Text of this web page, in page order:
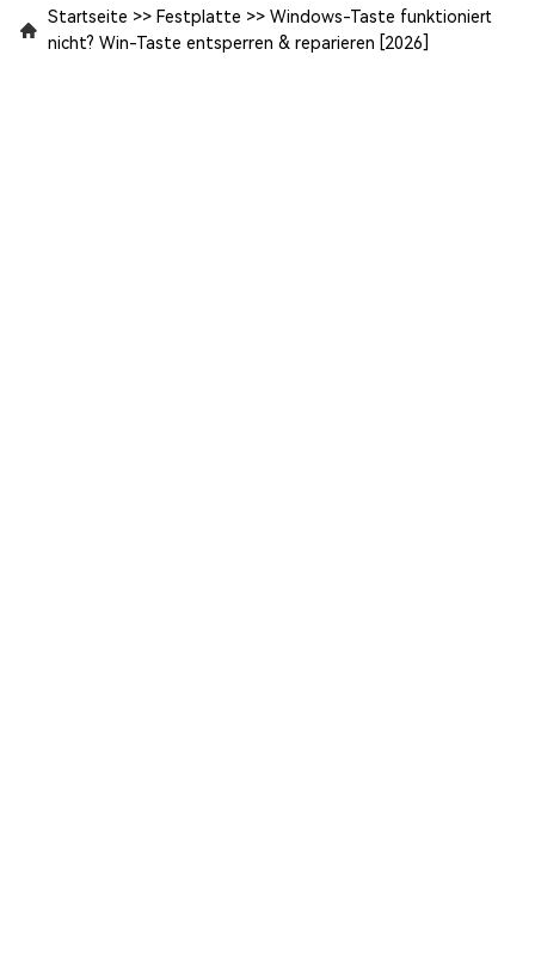
Startseite >> Festplatte >> Windows-Taste funktioniert
nicht? Win-Taste entsperren & reparieren [2026]